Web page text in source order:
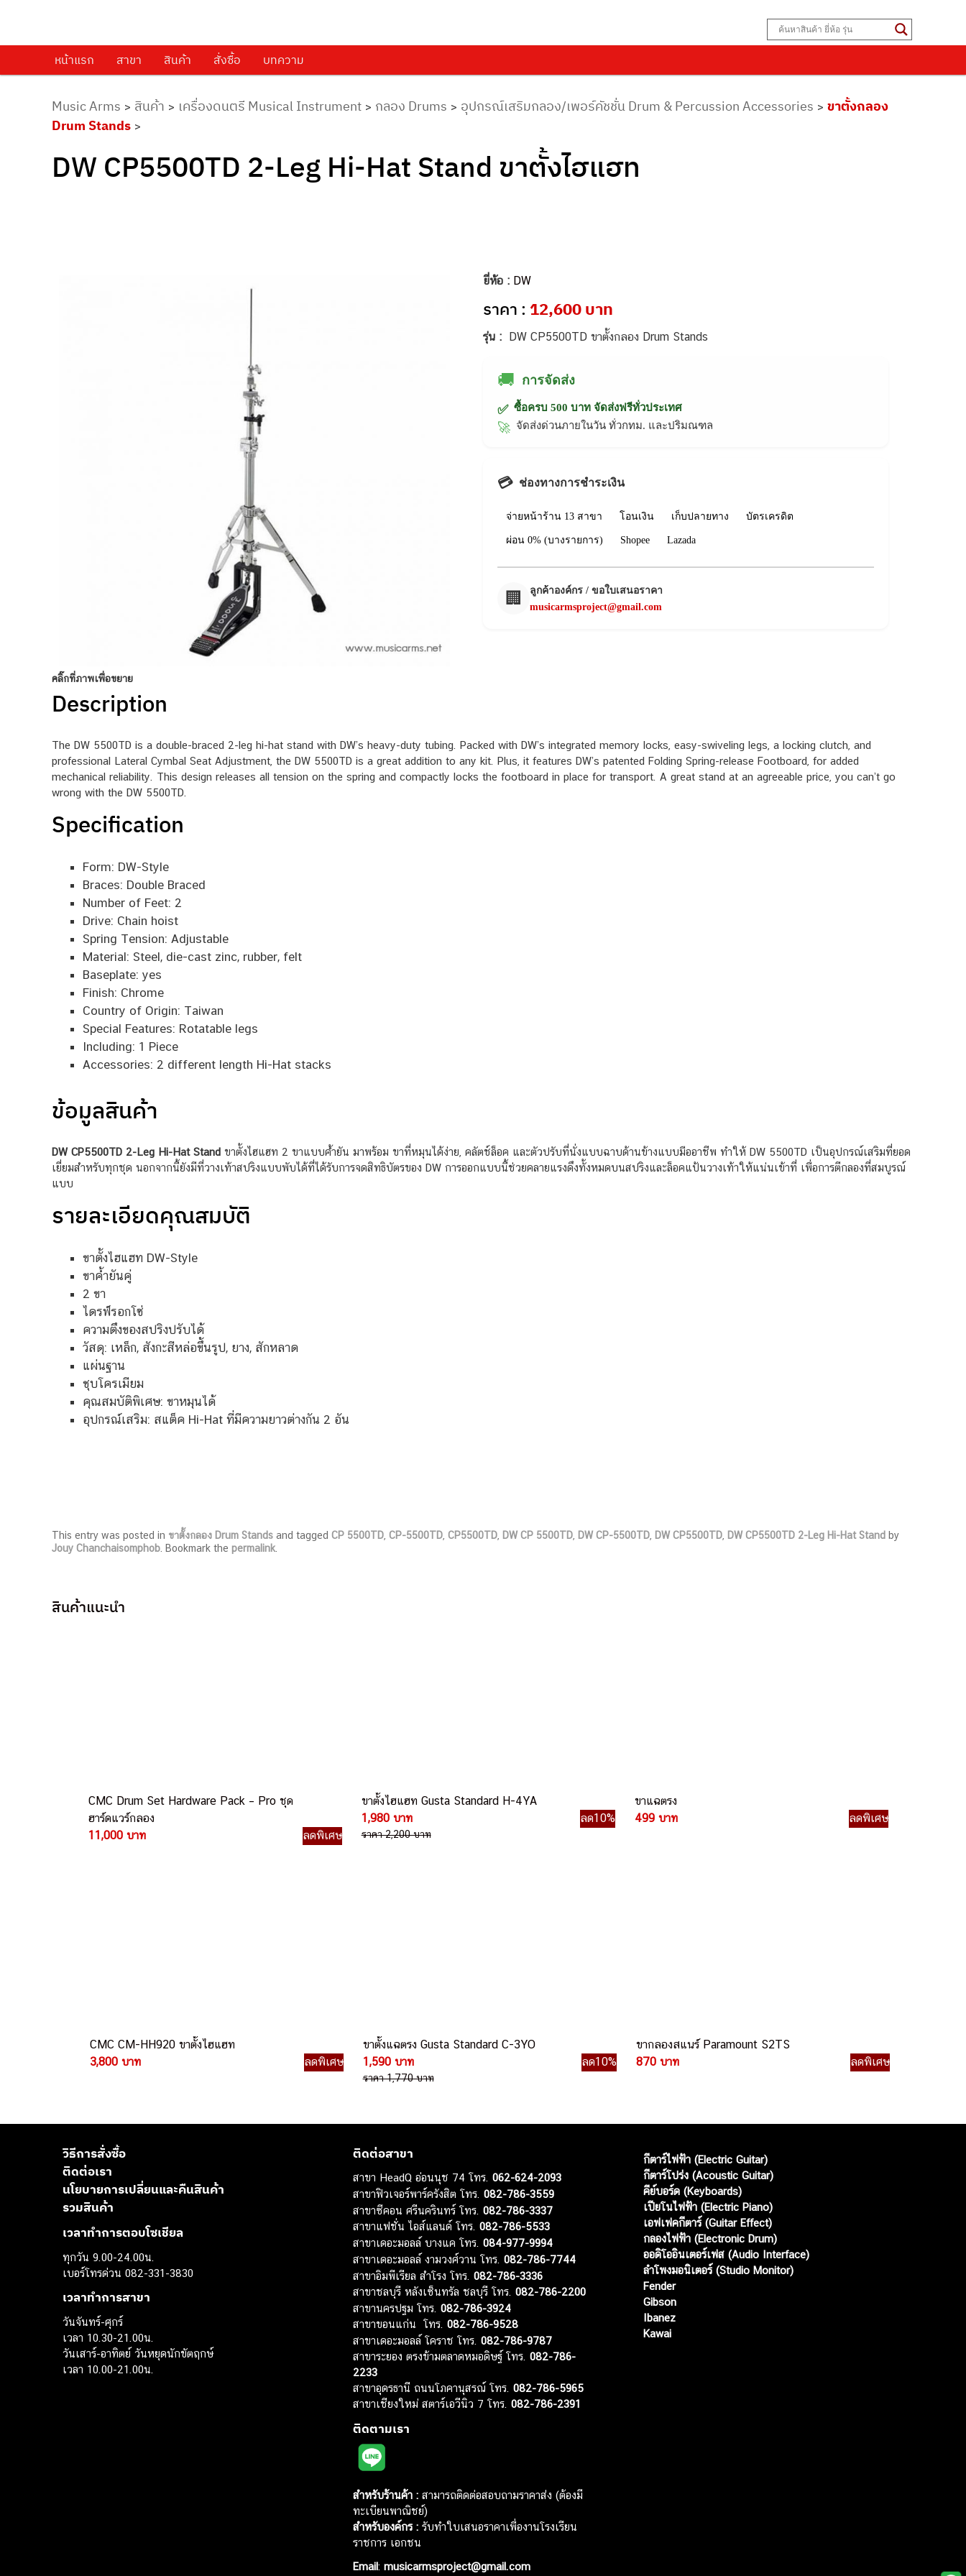
Music Arms
Skip to primary content
หน้าแรก สาขา สินค้า สั่งซื้อ บทความ
Music Arms > สินค้า > เครื่องดนตรี Musical Instrument > กลอง Drums > อุปกรณ์เสริมกลอง/เพอร์คัชชั่น Drum & Percussion Accessories > ขาตั้งกลอง
Drum Stands >
DW CP5500TD 2-Leg Hi-Hat Stand ขาตั้งไฮแฮท
คลิ๊กที่ภาพเพื่อขยาย
ยี่ห้อ : DW
ราคา : 12,600 บาท
รุ่น : DW CP5500TD ขาตั้งกลอง Drum Stands
🚚 การจัดส่ง
✅ ซื้อครบ 500 บาท จัดส่งฟรีทั่วประเทศ
🚀 จัดส่งด่วนภายในวัน ทั่วกทม. และปริมณฑล
💳 ช่องทางการชำระเงิน
จ่ายหน้าร้าน 13 สาขา โอนเงิน เก็บปลายทาง บัตรเครดิต
ผ่อน 0% (บางรายการ) Shopee Lazada
🏢
ลูกค้าองค์กร / ขอใบเสนอราคา
musicarmsproject@gmail.com
Description
The DW 5500TD is a double-braced 2-leg hi-hat stand with DW’s heavy-duty tubing. Packed with DW’s integrated memory locks, easy-swiveling legs, a locking clutch, and
professional Lateral Cymbal Seat Adjustment, the DW 5500TD is a great addition to any kit. Plus, it features DW’s patented Folding Spring-release Footboard, for added
mechanical reliability. This design releases all tension on the spring and compactly locks the footboard in place for transport. A great stand at an agreeable price, you can’t go
wrong with the DW 5500TD.
Specification
Form: DW-Style
Braces: Double Braced
Number of Feet: 2
Drive: Chain hoist
Spring Tension: Adjustable
Material: Steel, die-cast zinc, rubber, felt
Baseplate: yes
Finish: Chrome
Country of Origin: Taiwan
Special Features: Rotatable legs
Including: 1 Piece
Accessories: 2 different length Hi-Hat stacks
ข้อมูลสินค้า
DW CP5500TD 2-Leg Hi-Hat Stand ขาตั้งไฮแฮท 2 ขาแบบค้ำยัน มาพร้อม ขาที่หมุนได้ง่าย, คลัตช์ล็อค และตัวปรับที่นั่งแบบฉาบด้านข้างแบบมืออาชีพ ทำให้ DW 5500TD เป็นอุปกรณ์เสริมที่ยอด
เยี่ยมสำหรับทุกชุด นอกจากนี้ยังมีที่วางเท้าสปริงแบบพับได้ที่ได้รับการจดสิทธิบัตรของ DW การออกแบบนี้ช่วยคลายแรงดึงทั้งหมดบนสปริงและล็อคแป้นวางเท้าให้แน่นเข้าที่ เพื่อการตีกลองที่สมบูรณ์
แบบ
รายละเอียดคุณสมบัติ
ขาตั้งไฮแฮท DW-Style
ขาค้ำยันคู่
2 ขา
ไดรฟ์รอกโซ่
ความตึงของสปริงปรับได้
วัสดุ: เหล็ก, สังกะสีหล่อขึ้นรูป, ยาง, สักหลาด
แผ่นฐาน
ชุบโครเมียม
คุณสมบัติพิเศษ: ขาหมุนได้
อุปกรณ์เสริม: สแต็ค Hi-Hat ที่มีความยาวต่างกัน 2 อัน
This entry was posted in ขาตั้งกลอง Drum Stands and tagged CP 5500TD, CP-5500TD, CP5500TD, DW CP 5500TD, DW CP-5500TD, DW CP5500TD, DW CP5500TD 2-Leg Hi-Hat Stand by
Jouy Chanchaisomphob. Bookmark the permalink.
สินค้าแนะนำ
CMC Drum Set Hardware Pack – Pro ชุด
ฮาร์ดแวร์กลอง
11,000 บาท
ลดพิเศษ
ขาตั้งไฮแฮท Gusta Standard H-4YA
1,980 บาท
ลด10%
ราคา 2,200 บาท
ขาแฉตรง
499 บาท
ลดพิเศษ
CMC CM-HH920 ขาตั้งไฮแฮท
3,800 บาท
ลดพิเศษ
ขาตั้งแฉตรง Gusta Standard C-3YO
1,590 บาท
ลด10%
ราคา 1,770 บาท
ขากลองสแนร์ Paramount S2TS
870 บาท
ลดพิเศษ
วิธีการสั่งซื้อ
ติดต่อเรา
นโยบายการเปลี่ยนและคืนสินค้า
รวมสินค้า
เวลาทำการตอบโซเชียล
ทุกวัน 9.00-24.00น.
เบอร์โทรด่วน 082-331-3830
เวลาทำการสาขา
วันจันทร์-ศุกร์
เวลา 10.30-21.00น.
วันเสาร์-อาทิตย์ วันหยุดนักขัตฤกษ์
เวลา 10.00-21.00น.
ติดต่อสาขา
สาขา HeadQ อ่อนนุช 74 โทร.062-624-2093
สาขาฟิวเจอร์พาร์ครังสิต โทร.082-786-3559
สาขาซีคอน ศรีนครินทร์ โทร.082-786-3337
สาขาแฟชั่น ไอส์แลนด์ โทร.082-786-5533
สาขาเดอะมอลล์ บางแค โทร.084-977-9994
สาขาเดอะมอลล์ งามวงศ์วาน โทร.082-786-7744
สาขาอิมพีเรียล สำโรง โทร.082-786-3336
สาขาชลบุรี หลังเซ็นทรัล ชลบุรี โทร.082-786-2200
สาขานครปฐม โทร.082-786-3924
สาขาขอนแก่น โทร.082-786-9528
สาขาเดอะมอลล์ โคราช โทร.082-786-9787
สาขาระยอง ตรงข้ามตลาดหมอดิษฐ์ โทร.082-786-
2233
สาขาอุดรธานี ถนนโภคานุสรณ์ โทร.082-786-5965
สาขาเชียงใหม่ สตาร์เอวีนิว 7 โทร.082-786-2391
ติดตามเรา
สำหรับร้านค้า : สามารถติดต่อสอบถามราคาส่ง (ต้องมี
ทะเบียนพาณิชย์)
สำหรับองค์กร : รับทำใบเสนอราคาเพื่องานโรงเรียน
ราชการ เอกชน
Email: musicarmsproject@gmail.com
กีตาร์ไฟฟ้า (Electric Guitar)
กีตาร์โปร่ง (Acoustic Guitar)
คีย์บอร์ด (Keyboards)
เปียโนไฟฟ้า (Electric Piano)
เอฟเฟคกีตาร์ (Guitar Effect)
กลองไฟฟ้า (Electronic Drum)
ออดิโออินเตอร์เฟส (Audio Interface)
ลำโพงมอนิเตอร์ (Studio Monitor)
Fender
Gibson
Ibanez
Kawai